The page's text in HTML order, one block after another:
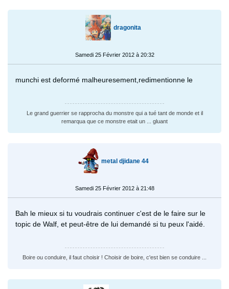
dragonita
Samedi 25 Février 2012 à 20:32
munchi est deformé malheuresement,redimentionne le
Le grand guerrier se rapprocha du monstre qui a tué tant de monde et il
remarqua que ce monstre etait un ... gluant
metal djidane 44
Samedi 25 Février 2012 à 21:48
Bah le mieux si tu voudrais continuer c'est de le faire sur le
topic de Walf, et peut-être de lui demandé si tu peux l'aidé.
Boire ou conduire, il faut choisir ! Choisir de boire, c'est bien se conduire ...